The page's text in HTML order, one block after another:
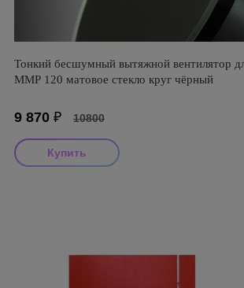
Тонкий бесшумный вытяжной вентилятор
ММР 120 матовое стекло круг чёрный
9 870 ₽ 10800